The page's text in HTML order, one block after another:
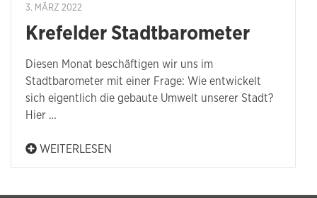
3. MÄRZ 2022
Krefelder Stadtbarometer
Diesen Monat beschäftigen wir uns im
Stadtbarometer mit einer Frage: Wie entwickelt
sich eigentlich die gebaute Umwelt unserer Stadt?
Hier …
WEITERLESEN